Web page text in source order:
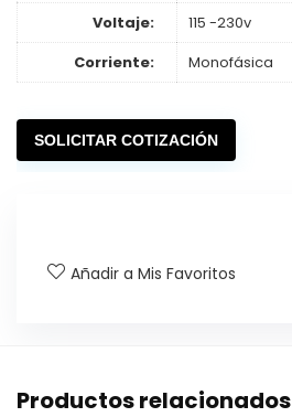
Voltaje:
115 -230v
Corriente:
Monofásica
SOLICITAR COTIZACIÓN
Añadir a Mis Favoritos
Productos relacionados